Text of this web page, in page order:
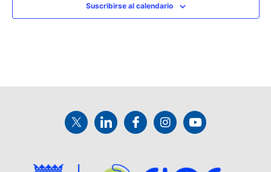
Suscribirse al calendario